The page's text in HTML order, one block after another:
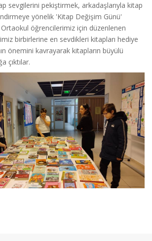
sevgilerini pekiştirmek, arkadaşlarıyla kitap
yönelik 'Kitap Değişim Günü'
öğrencilerimiz için düzenlenen
birbirlerine en sevdikleri kitapları hediye
önemini kavrayarak kitapların büyülü
çıktılar.